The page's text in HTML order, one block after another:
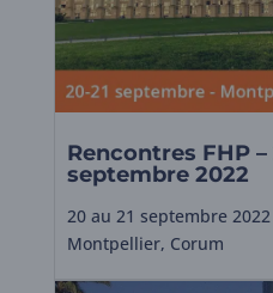
Rencontres FHP –
septembre 2022
20 au 21 septembre 2022
Montpellier, Corum